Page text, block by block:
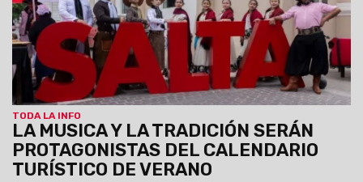
TODA LA INFO
LA MUSICA Y LA TRADICIÓN SERÁN
PROTAGONISTAS DEL CALENDARIO
TURÍSTICO DE VERANO